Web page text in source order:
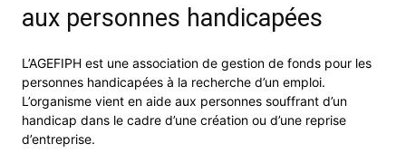
aux personnes handicapées
L’AGEFIPH est une association de gestion de fonds pour les
personnes handicapées à la recherche d’un emploi.
L’organisme vient en aide aux personnes souffrant d’un
handicap dans le cadre d’une création ou d’une reprise
d’entreprise.